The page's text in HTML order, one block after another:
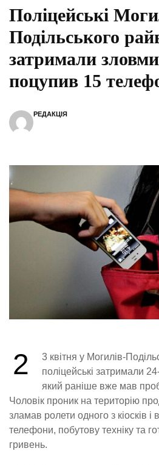
Поліцейські
Подільського
затримали
поцупив 15
РЕДАКЦІЯ
2
3 квітня у Могилів-
поліцейські затримали
який раніше вже мав
Чоловік проник на територію
зламав ролети одного з кіосків і
телефони, побутову техніку та
гривень.